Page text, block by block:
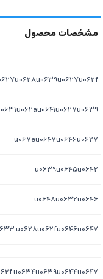
u067eu0647u0646u0627
u0639u0645u0642
u0648u0632u0646
u0628u062fu0646u0647
u0634u0639u0644u0647